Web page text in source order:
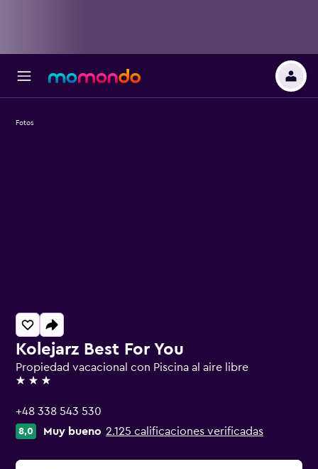
Kolejarz Best For You
Propiedad vacacional con Piscina al aire libre
3 estrellas
+48 338 543 530
8,0 Muy bueno 2.125 calificaciones verificadas
Fotos